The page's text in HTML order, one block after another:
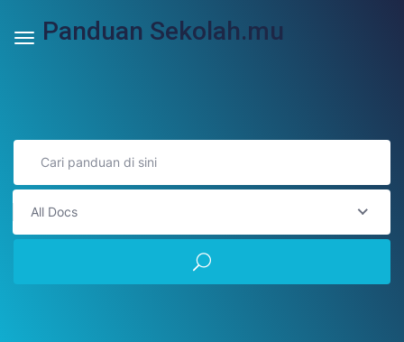
Panduan Sekolah.mu
All Docs